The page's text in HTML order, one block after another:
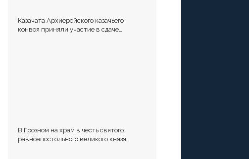
Казачата Архиерейского казачьего
конвоя приняли участие в сдаче
В Грозном на храм в честь святого
равноапостольного великого князя